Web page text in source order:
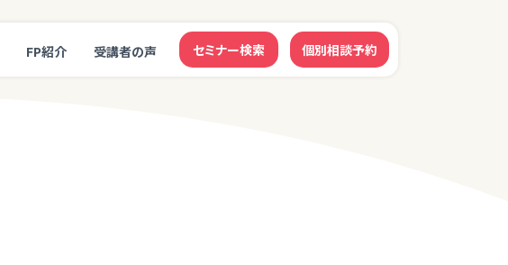
FP紹介 受講者の声 セミナー検索 個別相談予約